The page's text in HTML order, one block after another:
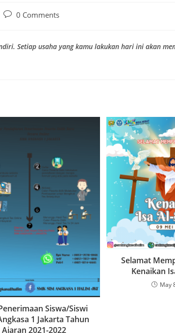
0 Comments
Setiap usaha yang kamu lakukan hari ini akan
Siswa/Siswi
1 Jakarta Tahun
Ajaran 2021-2022
Selamat
Kenaikan
May